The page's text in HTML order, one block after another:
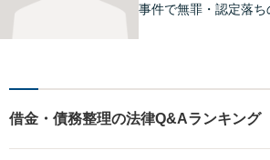
事件で無罪・認定落ち
たら、お気軽にご相談
い！【毎日対応◎】
借金・債務整理の法律Q&Aランキング